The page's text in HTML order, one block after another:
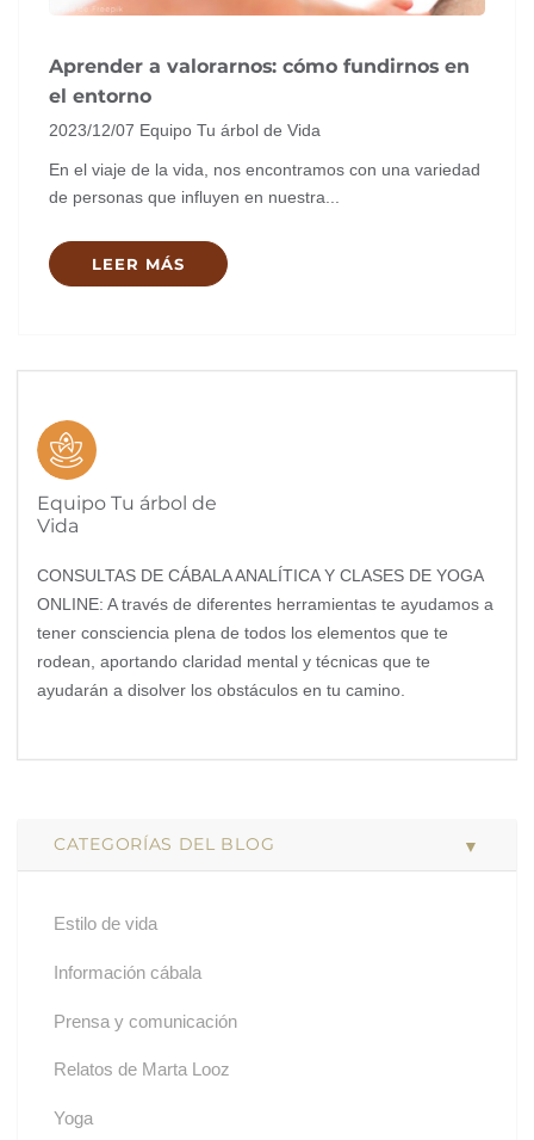
Aprender a valorarnos: cómo fundirnos en
el entorno
2023/12/07 Equipo Tu árbol de Vida
En el viaje de la vida, nos encontramos con una variedad
de personas que influyen en nuestra...
LEER MÁS
Equipo Tu árbol de
Vida
CONSULTAS DE CÁBALA ANALÍTICA Y CLASES DE YOGA
ONLINE: A través de diferentes herramientas te ayudamos a
tener consciencia plena de todos los elementos que te
rodean, aportando claridad mental y técnicas que te
ayudarán a disolver los obstáculos en tu camino.
CATEGORÍAS DEL BLOG
Estilo de vida
Información cábala
Prensa y comunicación
Relatos de Marta Looz
Yoga